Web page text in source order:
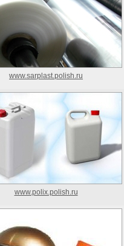
www.sarplast.polish.ru
www.polix.polish.ru